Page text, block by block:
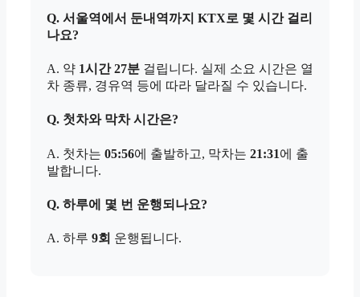
Q. 서울역에서 둔내역까지 KTX로 몇 시간 걸리
나요?
A. 약 1시간 27분 걸립니다. 실제 소요 시간은 열
차 종류, 경유역 등에 따라 달라질 수 있습니다.
Q. 첫차와 막차 시간은?
A. 첫차는 05:56에 출발하고, 막차는 21:31에 출
발합니다.
Q. 하루에 몇 번 운행되나요?
A. 하루 9회 운행됩니다.